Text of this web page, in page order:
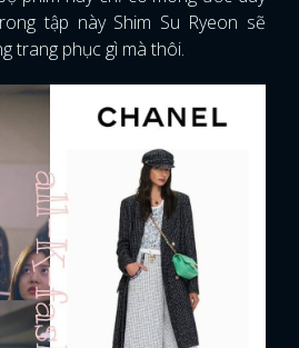
tập này Shim Su Ryeon sẽ
trang phục gì mà thôi.